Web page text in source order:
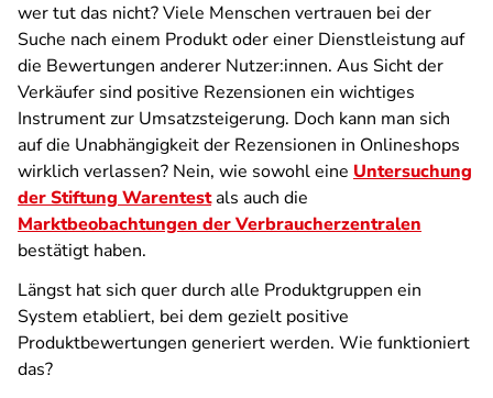
wer tut das nicht? Viele Menschen vertrauen bei der
Suche nach einem Produkt oder einer Dienstleistung auf
die Bewertungen anderer Nutzer:innen. Aus Sicht der
Verkäufer sind positive Rezensionen ein wichtiges
Instrument zur Umsatzsteigerung. Doch kann man sich
auf die Unabhängigkeit der Rezensionen in Onlineshops
wirklich verlassen? Nein, wie sowohl eine Untersuchung
der Stiftung Warentestals auch die
Marktbeobachtungen der Verbraucherzentralen
bestätigt haben.
Längst hat sich quer durch alle Produktgruppen ein
System etabliert, bei dem gezielt positive
Produktbewertungen generiert werden. Wie funktioniert
das?